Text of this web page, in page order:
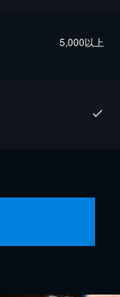
5,000以上